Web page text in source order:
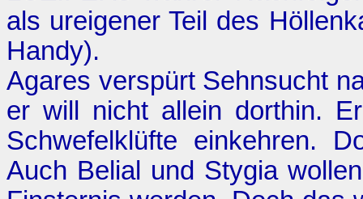
als ureigener Teil des
Handy).
Agares verspürt Sehnsucht
er will nicht allein dorthin.
Schwefelklüfte einkehren.
Auch Belial und Stygia